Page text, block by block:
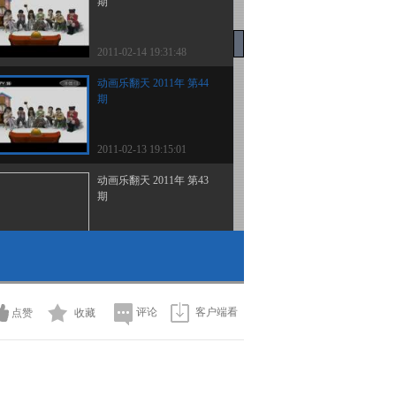
2011-02-14 19:31:48
动画乐翻天 2011年 第44
期
2011-02-13 19:15:01
动画乐翻天 2011年 第43
期
2011-02-11 19:19:16
点赞 收藏 评论 客户端看